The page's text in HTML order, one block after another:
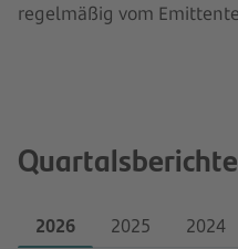
regelmäßig vom
Quartalsberichte
2026 2025 2024